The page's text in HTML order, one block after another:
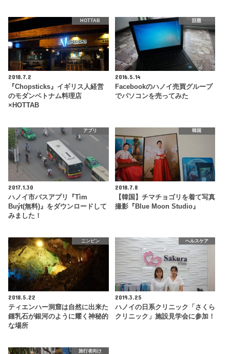
HOTTAB
2018.7.2
『Chopsticks』イギリス人経営
のモダンベトナム料理店
×HOTTAB
話題
2016.5.14
Facebookのハノイ売買グループ
でパソコンを売ってみた
アプリ
2017.1.30
ハノイ市バスアプリ『Tìm
Buýt(無料)』をダウンロードして
みました！
韓国
2018.7.8
【韓国】チマチョゴリを着て写真
撮影『Blue Moon Studio』
ニンビン
2018.5.22
ティエンハー洞窟は自然に出来た
鍾乳石が銀河のように耀く神秘的
な場所
ヘルスケア
2019.3.25
ハノイの日系クリニック「さくら
クリニック」施設見学会に参加！
旅行者向け